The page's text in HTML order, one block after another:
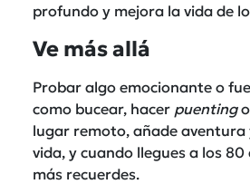
profundo y mejora la vida de
Ve más allá
Probar algo emocionante o
como bucear, hacer puentingo
lugar remoto, añade aventura
vida, y cuando llegues a los
más recuerdes.